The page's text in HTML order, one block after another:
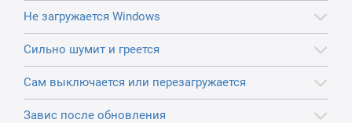
Не загружается Windows
Сильно шумит и греется
Сам выключается или перезагружается
Завис после обновления